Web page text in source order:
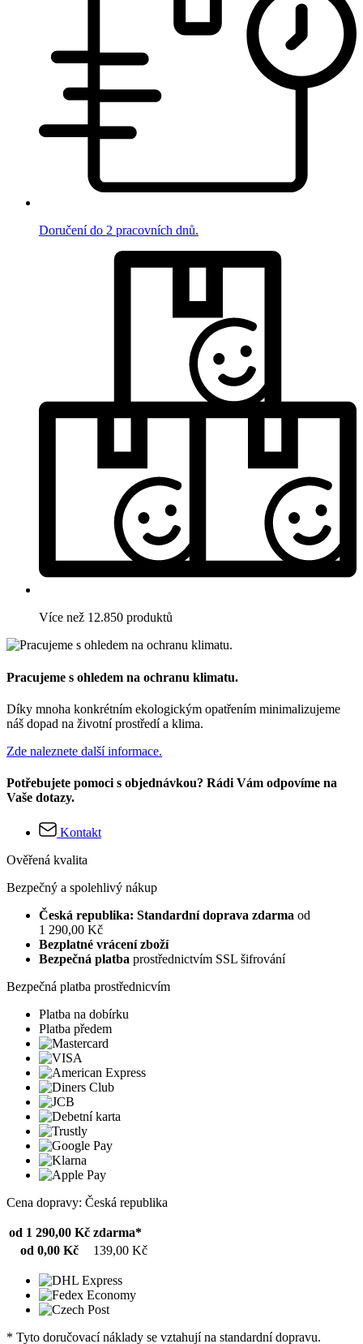
Doručení do 2 pracovních dnů.
Více než 12.850 produktů
Pracujeme s ohledem na ochranu klimatu.
Díky mnoha konkrétním ekologickým opatřením minimalizujeme
náš dopad na životní prostředí a klima.
Zde naleznete další informace.
Potřebujete pomoci s objednávkou? Rádi Vám odpovíme na
Vaše dotazy.
Kontakt
Ověřená kvalita
Bezpečný a spolehlivý nákup
Česká republika: Standardní doprava zdarma od
1 290,00 Kč
Bezplatné vrácení zboží
Bezpečná platba prostřednictvím SSL šifrování
Bezpečná platba prostřednicvím
Platba na dobírku
Platba předem
Cena dopravy: Česká republika
od 1 290,00 Kč zdarma*
od 0,00 Kč
139,00 Kč
* Tyto doručovací náklady se vztahují na standardní dopravu.